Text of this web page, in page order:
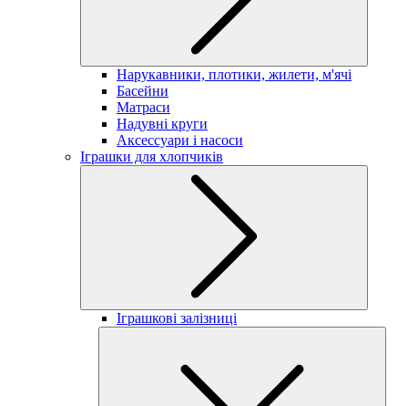
Нарукавники, плотики, жилети, м'ячі
Басейни
Матраси
Надувні круги
Аксессуари і насоси
Іграшки для хлопчиків
Іграшкові залізниці